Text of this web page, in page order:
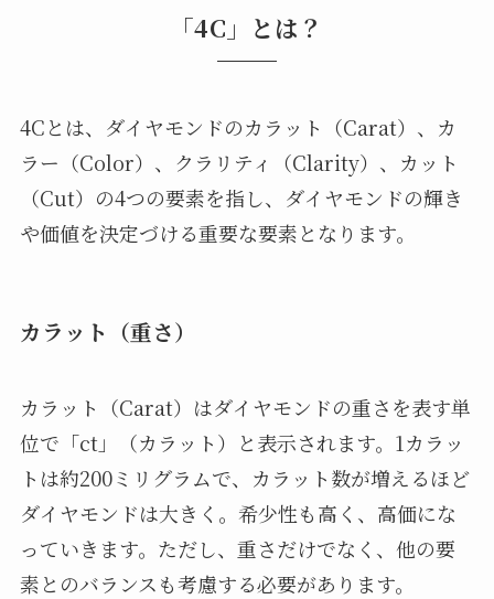
「4C」とは？
4Cとは、ダイヤモンドのカラット（Carat）、カ
ラー（Color）、クラリティ（Clarity）、カット
（Cut）の4つの要素を指し、ダイヤモンドの輝き
や価値を決定づける重要な要素となります。
カラット（重さ）
カラット（Carat）はダイヤモンドの重さを表す単
位で「ct」（カラット）と表示されます。1カラッ
トは約200ミリグラムで、カラット数が増えるほど
ダイヤモンドは大きく。希少性も高く、高価にな
っていきます。ただし、重さだけでなく、他の要
素とのバランスも考慮する必要があります。